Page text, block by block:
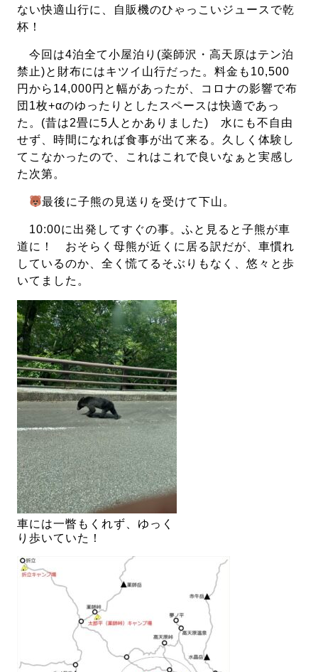
ない快適山行に、自販機のひゃっこいジュースで乾
杯！
今回は4泊全て小屋泊り(薬師沢・高天原はテン泊
禁止)と財布にはキツイ山行だった。料金も10,500
円から14,000円と幅があったが、コロナの影響で布
団1枚+αのゆったりとしたスペースは快適であっ
た。(昔は2畳に5人とかありました) 水にも不自由
せず、時間になれば食事が出て来る。久しく体験し
てこなかったので、これはこれで良いなぁと実感し
た次第。
最後に子熊の見送りを受けて下山。
10:00に出発してすぐの事。ふと見ると子熊が車
道に！ おそらく母熊が近くに居る訳だが、車慣れ
しているのか、全く慌てるそぶりもなく、悠々と歩
いてました。
車には一瞥もくれず、ゆっく
り歩いていた！